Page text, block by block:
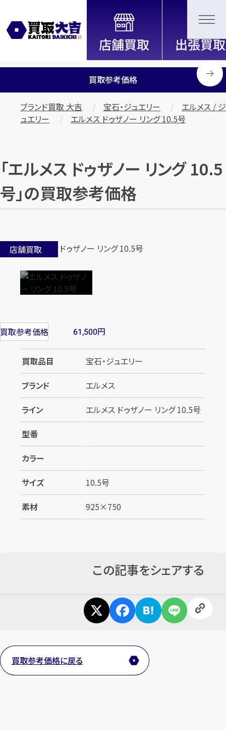
全国2200店舗以上展開中！
信頼と実績の買取専門店「買取大
吉」
分！今すぐ査定金額をお伝えいたします
まずはお電話で無料査定
【総合受付】24時間・年中無休(年末年始除く)
買取参考価格
ブランド買取 大吉 宝石・ジュエリー
エルメス / ジ
ュエリー
エルメス ドゥザノー リング 10.5号
「エルメス ドゥザノー リング 10.5
号」の買取参考価格
店舗買取
買取参考価格 61,500円
買取品目
宝石・ジュエリー
ブランド
エルメス
ライン
エルメス ドゥザノー リング 10.5号
型番
カラー
サイズ
10.5号
素材
925×750
この記事をシェアする
買取参考価格に戻る